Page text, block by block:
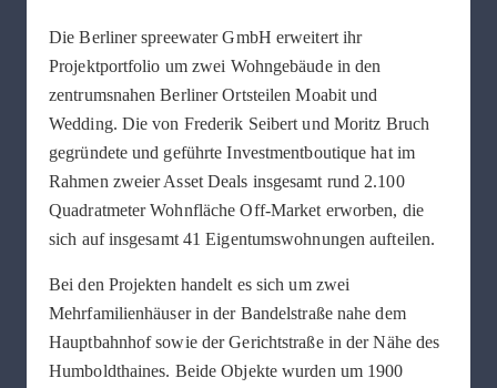
Die Berliner spreewater GmbH erweitert ihr
Projektportfolio um zwei Wohngebäude in den
zentrumsnahen Berliner Ortsteilen Moabit und
Wedding. Die von Frederik Seibert und Moritz Bruch
gegründete und geführte Investmentboutique hat im
Rahmen zweier Asset Deals insgesamt rund 2.100
Quadratmeter Wohnfläche Off-Market erworben, die
sich auf insgesamt 41 Eigentumswohnungen aufteilen.
Bei den Projekten handelt es sich um zwei
Mehrfamilienhäuser in der Bandelstraße nahe dem
Hauptbahnhof sowie der Gerichtstraße in der Nähe des
Humboldthaines. Beide Objekte wurden um 1900